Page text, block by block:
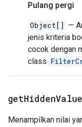
Pulang pergi
Object[] —
jenis kriteria
cocok dengan
class
getHidden
Menampilkan nilai